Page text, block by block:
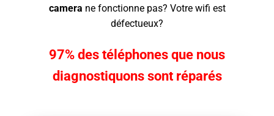
camera ne fonctionne pas? Votre wifi est
défectueux?
97% des téléphones que nous
diagnostiquons sont réparés